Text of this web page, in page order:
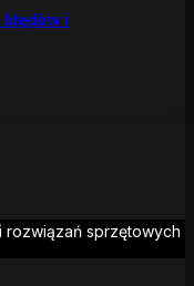
i
rozwiązań sprzętowych